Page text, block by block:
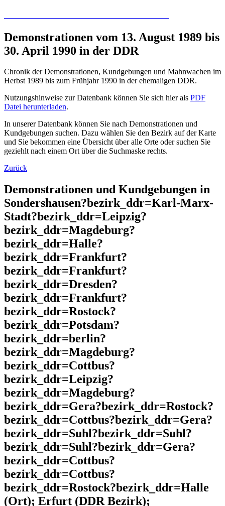
Demonstrationen vom 13. August 1989 bis
30. April 1990 in der DDR
Chronik der Demonstrationen, Kundgebungen und Mahnwachen im
Herbst 1989 bis zum Frühjahr 1990 in der ehemaligen DDR.
Nutzungshinweise zur Datenbank können Sie sich hier als PDF
Datei herunterladen.
In unserer Datenbank können Sie nach Demonstrationen und
Kundgebungen suchen. Dazu wählen Sie den Bezirk auf der Karte
und Sie bekommen eine Übersicht über alle Orte oder suchen Sie
geziehlt nach einem Ort über die Suchmaske rechts.
Zurück
Demonstrationen und Kundgebungen in
Sondershausen?bezirk_ddr=Karl-Marx-
Stadt?bezirk_ddr=Leipzig?
bezirk_ddr=Magdeburg?
bezirk_ddr=Halle?
bezirk_ddr=Frankfurt?
bezirk_ddr=Frankfurt?
bezirk_ddr=Dresden?
bezirk_ddr=Frankfurt?
bezirk_ddr=Rostock?
bezirk_ddr=Potsdam?
bezirk_ddr=berlin?
bezirk_ddr=Magdeburg?
bezirk_ddr=Cottbus?
bezirk_ddr=Leipzig?
bezirk_ddr=Magdeburg?
bezirk_ddr=Gera?bezirk_ddr=Rostock?
bezirk_ddr=Cottbus?bezirk_ddr=Gera?
bezirk_ddr=Suhl?bezirk_ddr=Suhl?
bezirk_ddr=Suhl?bezirk_ddr=Gera?
bezirk_ddr=Cottbus?
bezirk_ddr=Cottbus?
bezirk_ddr=Rostock?bezirk_ddr=Halle
(Ort); Erfurt (DDR Bezirk);